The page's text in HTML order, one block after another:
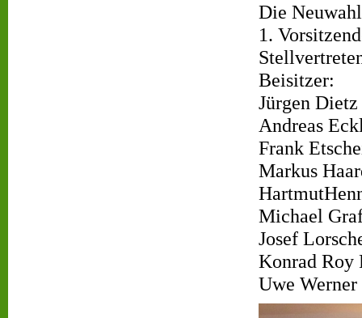
Die
1.
Beisitzer:
Jürgen Dietz
Andreas
Frank
Markus
Michael
Josef
Konrad Roy
Uwe Werner